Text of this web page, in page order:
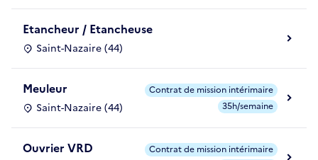
Etancheur / Etancheuse
Saint-Nazaire (44)
Meuleur
Saint-Nazaire (44)
Contrat de mission intérimaire
35h/semaine
Ouvrier VRD
Contrat de mission intérimaire